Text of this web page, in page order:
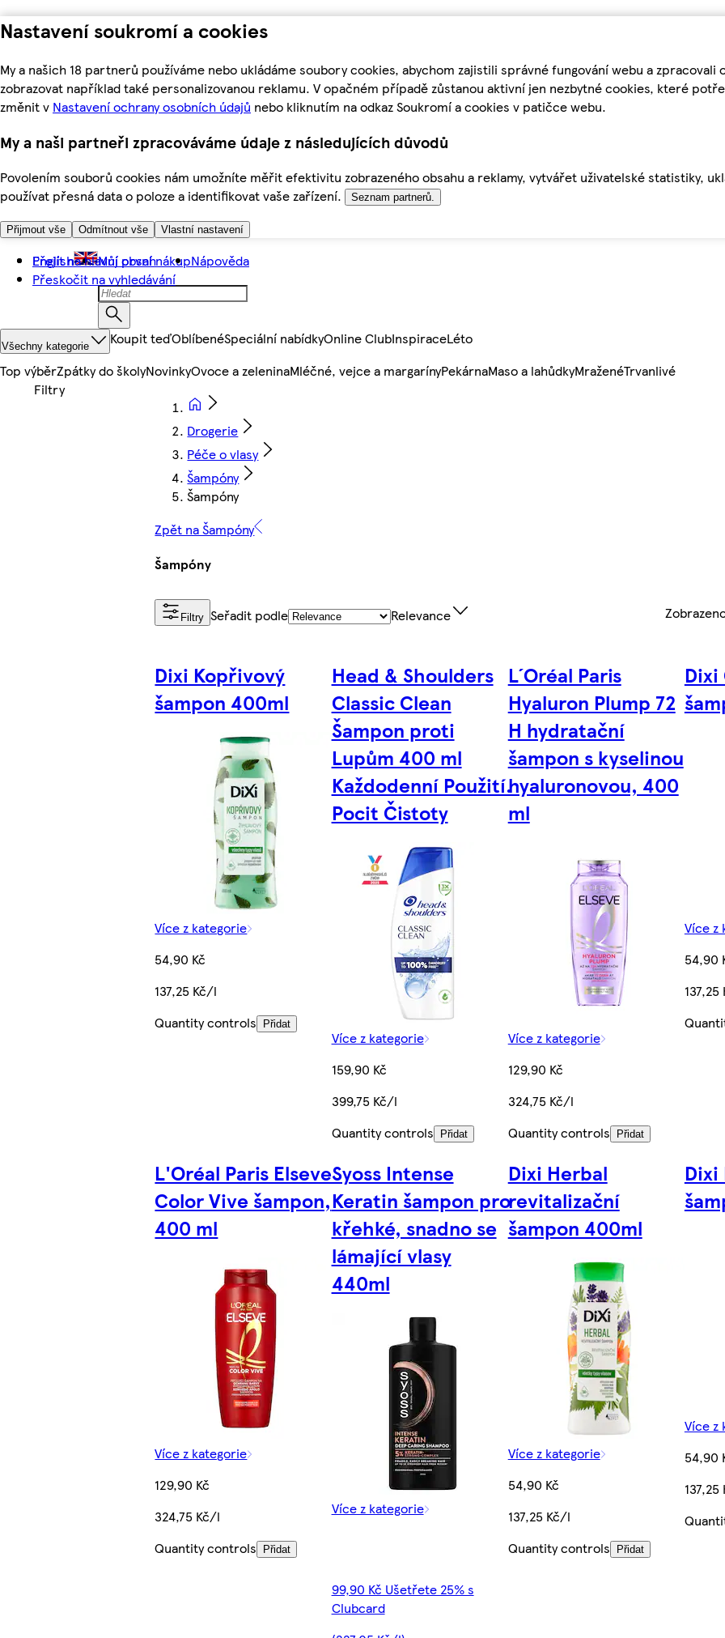
Nastavení soukromí a cookies
My a našich 18 partnerů používáme nebo ukládáme soubory cookies, abychom zajistili správné fungování webu a
zobrazovat například také personalizovanou reklamu. V opačném případě zůstanou aktivní jen nezbytné cookies, které
změnit v Nastavení ochrany osobních údajů nebo kliknutím na odkaz Soukromí a cookies v patičce webu.
My a naši partneři zpracováváme údaje z následujících důvodů
Povolením souborů cookies nám umožníte měřit efektivitu zobrazeného obsahu a reklamy, vytvářet uživatelské statistiky,
používat přesná data o poloze a identifikovat vaše zařízení.
Seznam partnerů.
Přijmout vše Odmítnout vše Vlastní nastavení
Přejít na hlavní obsah
Přeskočit na vyhledávání
English Můj první nákupNápověda
Všechny kategorie Koupit teďOblíbenéSpeciální nabídkyOnline ClubInspiraceLéto
Top výběrZpátky do školyNovinkyOvoce a zeleninaMléčné, vejce a margarínyPekárnaMaso a lahůdkyMraženéTrvanlivé
Drogerie
Péče o vlasy
Šampóny
Šampóny
Zpět na Šampóny
Šampóny
Filtry Seřadit podle Relevance
Dixi Kopřivový
šampon 400ml
Více z kategorie
54,90 Kč
137,25 Kč/l
Quantity controls
Přidat
Head & Shoulders
Classic Clean
Šampon proti
Lupům 400 ml
Každodenní Použití.
Pocit Čistoty
Více z kategorie
159,90 Kč
399,75 Kč/l
Quantity controls
Přidat
L´Oréal Paris
Hyaluron Plump 72
H hydratační
šampon s kyselinou
hyaluronovou, 400
ml
Více z kategorie
129,90 Kč
324,75 Kč/l
Quantity controls
Přidat
Více z
54,90
L'Oréal Paris Elseve
Color Vive šampon,
400 ml
Více z kategorie
129,90 Kč
324,75 Kč/l
Quantity controls
Přidat
Syoss Intense
Keratin šampon pro
křehké, snadno se
lámající vlasy
440ml
Více z kategorie
99,90 Kč Ušetřete 25% s
Clubcard
Dixi Herbal
revitalizační
šampon 400ml
Více z kategorie
54,90 Kč
137,25 Kč/l
Quantity controls
Přidat
Dixi
Více z
54,90